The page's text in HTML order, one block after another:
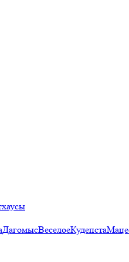
ДагомысВеселоеКудепста